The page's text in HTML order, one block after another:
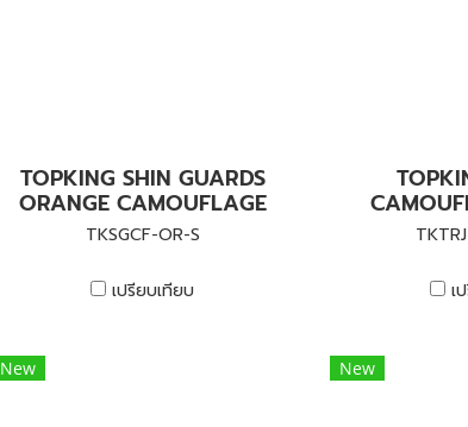
TOPKING SHIN GUARDS
ORANGE CAMOUFLAGE
TKSGCF-OR-S
เปรียบเทียบ เ
New New